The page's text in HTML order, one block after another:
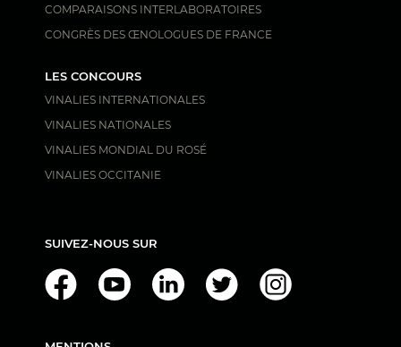
COMPARAISONS INTERLABORATOIRES
CONGRÈS DES ŒNOLOGUES DE FRANCE
LES CONCOURS
VINALIES INTERNATIONALES
VINALIES NATIONALES
VINALIES MONDIAL DU ROSÉ
VINALIES OCCITANIE
SUIVEZ-NOUS SUR